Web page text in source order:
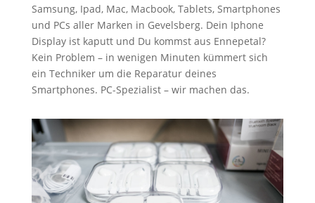
Samsung, Ipad, Mac, Macbook, Tablets, Smartphones
und PCs aller Marken in Gevelsberg. Dein Iphone
Display ist kaputt und Du kommst aus Ennepetal?
Kein Problem – in wenigen Minuten kümmert sich
ein Techniker um die Reparatur deines
Smartphones. PC-Spezialist – wir machen das.